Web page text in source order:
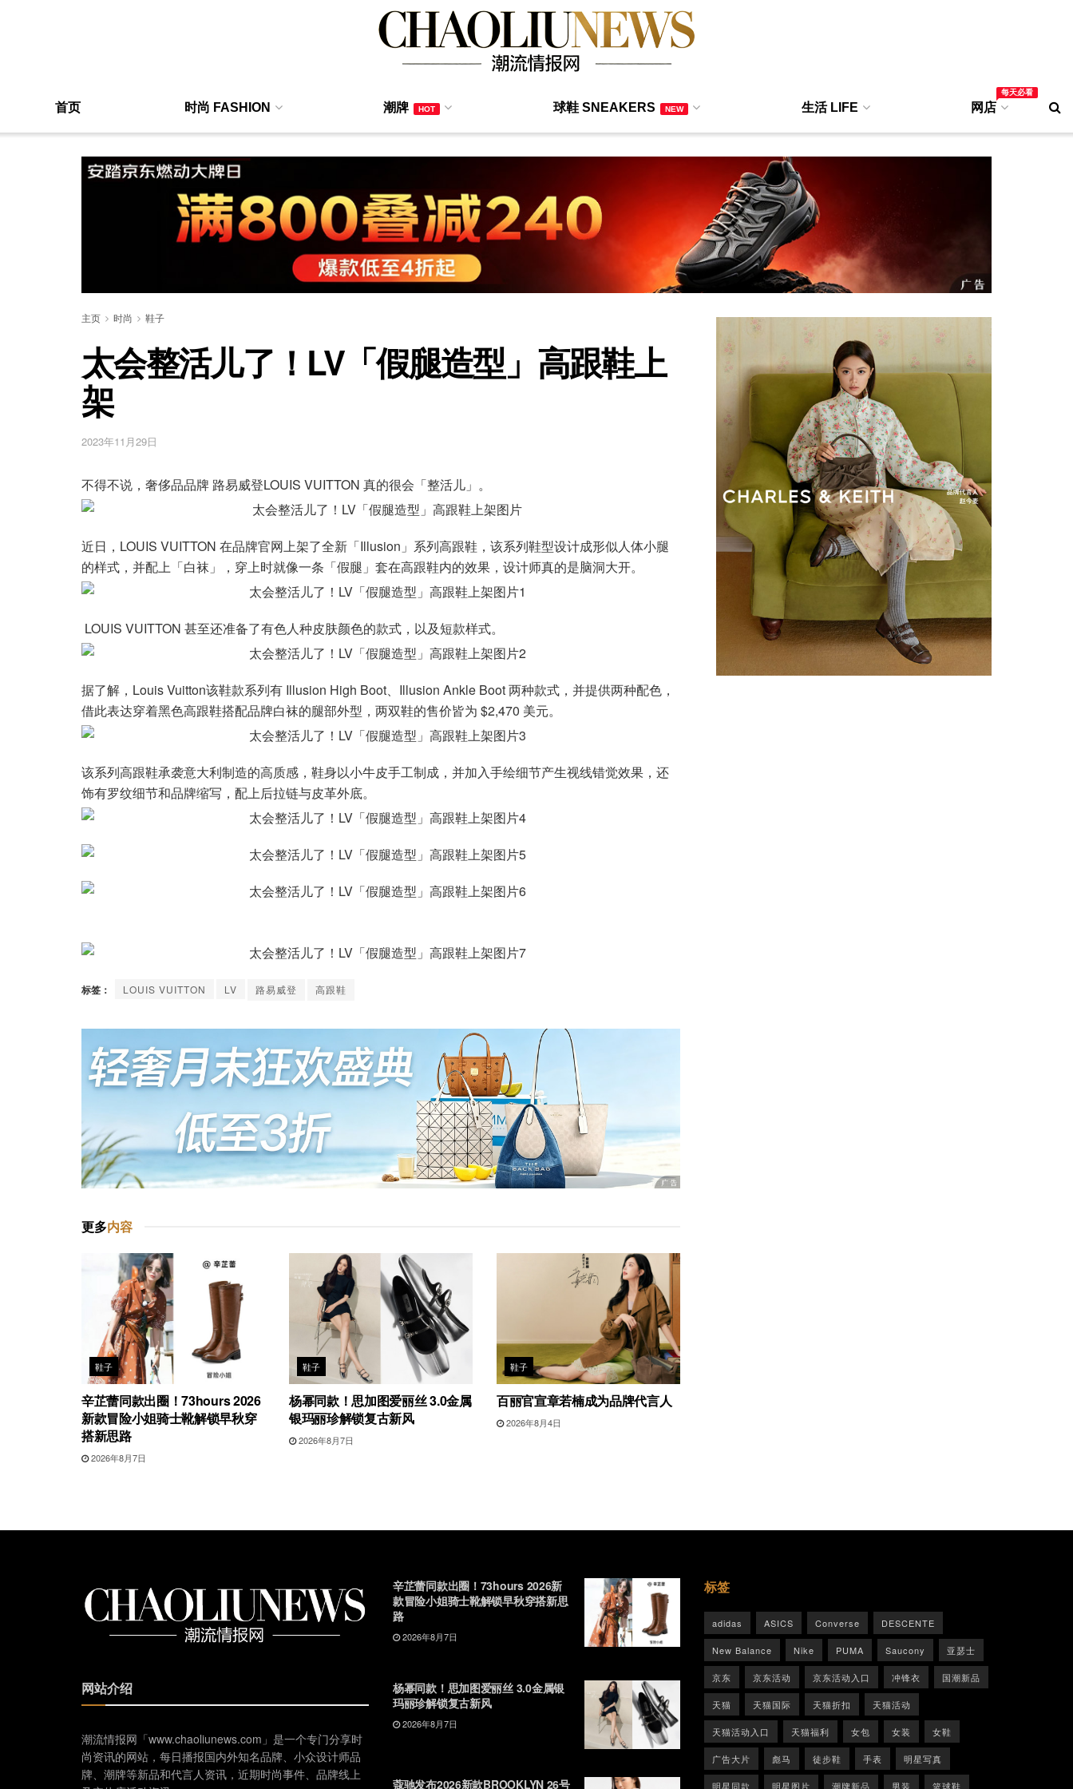
首页 时尚 FASHION 潮牌 HOT 球鞋 SNEAKERS NEW 生活 LIFE 网店
每天必看
主页 时尚 鞋子
太会整活儿了！LV「假腿造型」高跟鞋上
架
2023年11月29日
不得不说，奢侈品品牌 路易威登LOUIS VUITTON 真的很会「整活儿」。
近日，LOUIS VUITTON 在品牌官网上架了全新「Illusion」系列高跟鞋，该系列鞋型设计成形似人体小腿
的样式，并配上「白袜」，穿上时就像一条「假腿」套在高跟鞋内的效果，设计师真的是脑洞大开。
LOUIS VUITTON 甚至还准备了有色人种皮肤颜色的款式，以及短款样式。
据了解，Louis Vuitton该鞋款系列有 Illusion High Boot、Illusion Ankle Boot 两种款式，并提供两种配色，
借此表达穿着黑色高跟鞋搭配品牌白袜的腿部外型，两双鞋的售价皆为 $2,470 美元。
该系列高跟鞋承袭意大利制造的高质感，鞋身以小牛皮手工制成，并加入手绘细节产生视线错觉效果，还
饰有罗纹细节和品牌缩写，配上后拉链与皮革外底。
标签： LOUIS VUITTON LV 路易威登 高跟鞋
更多内容
鞋子
辛芷蕾同款出圈！73hours 2026
新款冒险小姐骑士靴解锁早秋穿
搭新思路
2026年8月7日
鞋子
杨幂同款！思加图爱丽丝 3.0金属
银玛丽珍解锁复古新风
2026年8月7日
鞋子
百丽官宣章若楠成为品牌代言人
2026年8月4日
网站介绍
潮流情报网「www.chaoliunews.com」是一个专门分享时
尚资讯的网站，每日播报国内外知名品牌、小众设计师品
牌、潮牌等新品和代言人资讯，近期时尚事件、品牌线上
辛芷蕾同款出圈！73hours 2026新
款冒险小姐骑士靴解锁早秋穿搭新思
路
2026年8月7日
杨幂同款！思加图爱丽丝 3.0金属银
玛丽珍解锁复古新风
2026年8月7日
蔻驰发布2026新款BROOKLYN 26号
标签
adidas ASICS Converse DESCENTE
New Balance Nike PUMA Saucony 亚瑟士
京东 京东活动 京东活动入口 冲锋衣 国潮新品
天猫 天猫国际 天猫折扣 天猫活动
天猫活动入口 天猫福利 女包 女装 女鞋
广告大片 彪马 徒步鞋 手表 明星写真
明星同款 明星图片 潮牌新品 男装 篮球鞋